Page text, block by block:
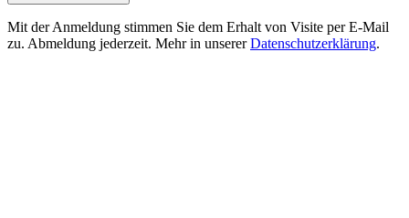
Mit der Anmeldung stimmen Sie dem Erhalt von Visite per E-Mail
zu. Abmeldung jederzeit. Mehr in unserer Datenschutzerklärung.